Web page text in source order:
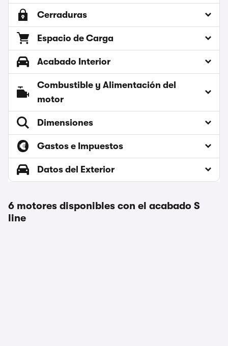
Cerraduras
Espacio de Carga
Acabado Interior
Combustible y Alimentación del
motor
Dimensiones
Gastos e Impuestos
Datos del Exterior
6 motores disponibles con el acabado S
line